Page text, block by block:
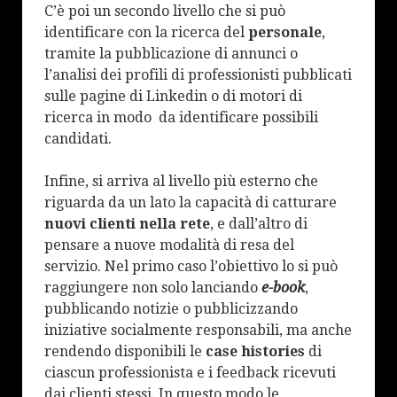
C’è poi un secondo livello che si può
identificare con la ricerca delpersonale,
tramite la pubblicazione di annunci o
l’analisi dei profili di professionisti pubblicati
sulle pagine di Linkedin o di motori di
ricerca in modo da identificare possibili
candidati.
Infine, si arriva al livello più esterno che
riguarda da un lato la capacità di catturare
nuovi clienti nella rete, e dall’altro di
pensare a nuove modalità di resa del
servizio. Nel primo caso l’obiettivo lo si può
raggiungere non solo lanciandoe-book,
pubblicando notizie o pubblicizzando
iniziative socialmente responsabili, ma anche
rendendo disponibili le case histories di
ciascun professionista e i feedback ricevuti